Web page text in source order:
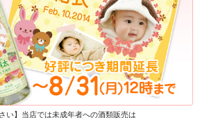
い】当店では未成年者への酒類販売は